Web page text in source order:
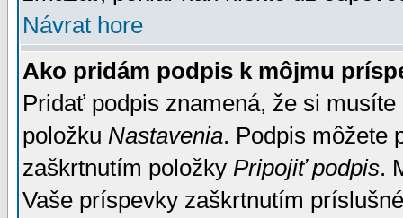
Návrat hore
Ako pridám podpis k môjmu
Pridať podpis znamená, že si
položku Nastavenia. Podpis môžete
zaškrtnutím položky Pripojiť podpis.
Vaše príspevky zaškrtnutím